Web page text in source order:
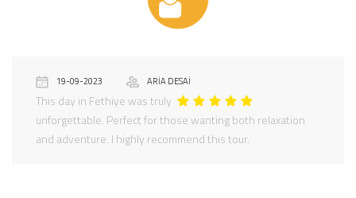
19-09-2023 ARIA DESAI
This day in Fethiye was truly
unforgettable. Perfect for those wanting both relaxation
and adventure. I highly recommend this tour.